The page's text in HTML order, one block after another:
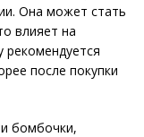
Она может стать
влияет на
рекомендуется
после покупки
бомбочки,